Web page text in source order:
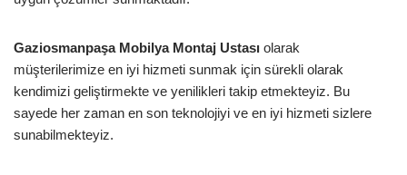
Gaziosmanpaşa Mobilya Montaj Ustası olarak
müşterilerimize en iyi hizmeti sunmak için sürekli olarak
kendimizi geliştirmekte ve yenilikleri takip etmekteyiz. Bu
sayede her zaman en son teknolojiyi ve en iyi hizmeti sizlere
sunabilmekteyiz.